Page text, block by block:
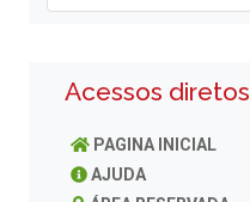
Acessos diretos
PAGINA INICIAL
AJUDA